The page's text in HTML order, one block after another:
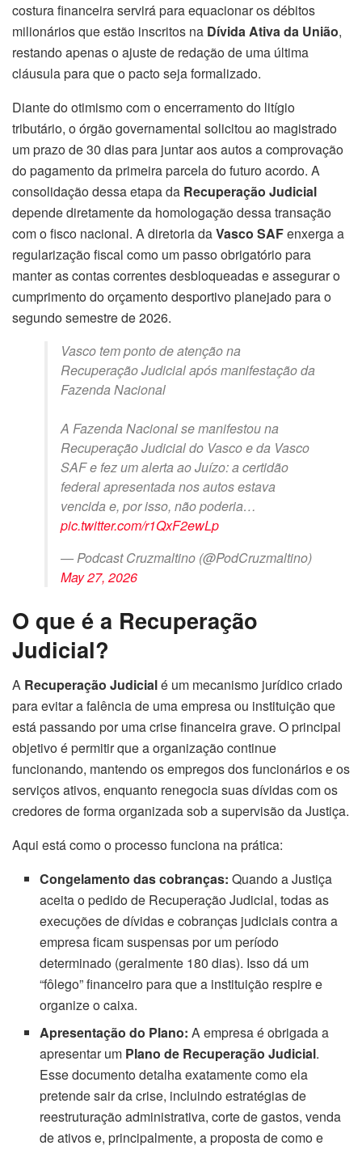
costura financeira servirá para equacionar os débitos
milionários que estão inscritos na Dívida Ativa da União,
restando apenas o ajuste de redação de uma última
cláusula para que o pacto seja formalizado.
Diante do otimismo com o encerramento do litígio
tributário, o órgão governamental solicitou ao magistrado
um prazo de 30 dias para juntar aos autos a comprovação
do pagamento da primeira parcela do futuro acordo. A
consolidação dessa etapa da Recuperação Judicial
depende diretamente da homologação dessa transação
com o fisco nacional. A diretoria daVasco SAFenxerga a
regularização fiscal como um passo obrigatório para
manter as contas correntes desbloqueadas e assegurar o
cumprimento do orçamento desportivo planejado para o
segundo semestre de 2026.
Vasco tem ponto de atenção na
Recuperação Judicial após manifestação da
Fazenda Nacional
A Fazenda Nacional se manifestou na
Recuperação Judicial do Vasco e da Vasco
SAF e fez um alerta ao Juízo: a certidão
federal apresentada nos autos estava
vencida e, por isso, não poderia…
pic.twitter.com/r1QxF2ewLp
— Podcast Cruzmaltino (@PodCruzmaltino)
May 27, 2026
O que é a Recuperação
Judicial?
A Recuperação Judicialé um mecanismo jurídico criado
para evitar a falência de uma empresa ou instituição que
está passando por uma crise financeira grave. O principal
objetivo é permitir que a organização continue
funcionando, mantendo os empregos dos funcionários e os
serviços ativos, enquanto renegocia suas dívidas com os
credores de forma organizada sob a supervisão da Justiça.
Aqui está como o processo funciona na prática:
Congelamento das cobranças: Quando a Justiça
aceita o pedido de Recuperação Judicial, todas as
execuções de dívidas e cobranças judiciais contra a
empresa ficam suspensas por um período
determinado (geralmente 180 dias). Isso dá um
“fôlego” financeiro para que a instituição respire e
organize o caixa.
Apresentação do Plano: A empresa é obrigada a
apresentar um Plano de Recuperação Judicial.
Esse documento detalha exatamente como ela
pretende sair da crise, incluindo estratégias de
reestruturação administrativa, corte de gastos, venda
de ativos e, principalmente, a proposta de como e